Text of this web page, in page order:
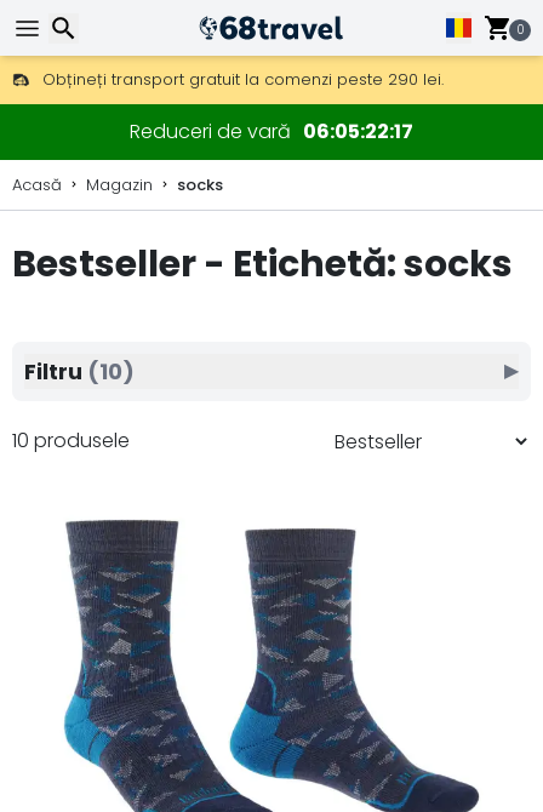
0
Obțineți transport gratuit la comenzi peste 290 lei.
DHL Express peste noapte, de asemenea, disponibil.
30 zile pentru retur, 90 zile pentru hărți din lemn și decorațiuni.
Reduceri de vară 06052216
Acasă Magazin socks
Bestseller - Etichetă: socks
10 produsele
Filtru (10) ▶
Căutare
Căutare